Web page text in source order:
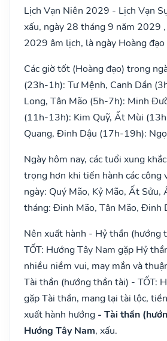
Lịch Vạn Niên 2029 - Lịch Vạn
xấu, ngày 28 tháng 9 năm 2029
2029 âm lịch, là ngày Hoàng đạo
Các giờ tốt (Hoàng đạo) trong
(23h-1h): Tư Mệnh, Canh Dần
Long, Tân Mão (5h-7h): Minh
(11h-13h): Kim Quỹ, Ất Mùi
Quang, Đinh Dậu (17h-19h):
Ngày hôm nay, các tuổi xung
trọng hơn khi tiến hành các công
ngày: Quý Mão, Kỷ Mão, Ất Sửu,
tháng: Đinh Mão, Tân Mão, Đinh
Nên xuất hành - Hỷ thần (hướng
TỐT: Hướng Tây Nam gặp Hỷ
nhiều niềm vui, may mắn và
Tài thần (hướng thần tài) - TỐT:
gặp Tài thần, mang lại tài lộc,
xuất hành hướng - Tài thần
Hướng Tây Nam, xấu.